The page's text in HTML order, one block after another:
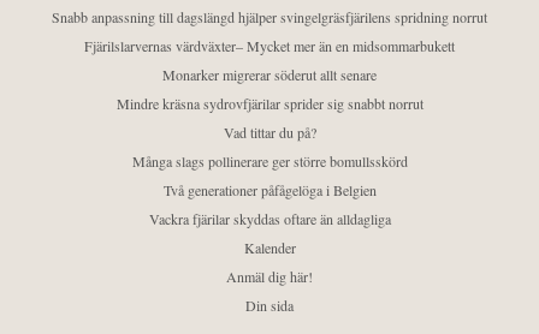
Snabb anpassning till dagslängd hjälper svingelgräsfjärilens spridning norrut
Fjärilslarvernas värdväxter– Mycket mer än en midsommarbukett
Monarker migrerar söderut allt senare
Mindre kräsna sydrovfjärilar sprider sig snabbt norrut
Vad tittar du på?
Många slags pollinerare ger större bomullsskörd
Två generationer påfågelöga i Belgien
Vackra fjärilar skyddas oftare än alldagliga
Kalender
Anmäl dig här!
Din sida